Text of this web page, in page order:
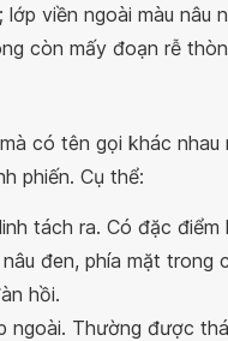
viền ngoài màu nâu
còn mấy đoạn rễ
có tên gọi khác nhau
phiến. Cụ thể:
tách ra. Có đặc điểm
đen, phía mặt trong
hồi.
ngoài. Thường được